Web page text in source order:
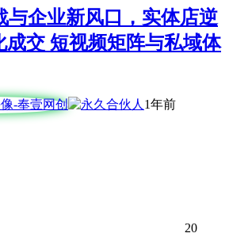
与企业新风口，实体店逆
成交 短视频矩阵与私域体
1年前
20